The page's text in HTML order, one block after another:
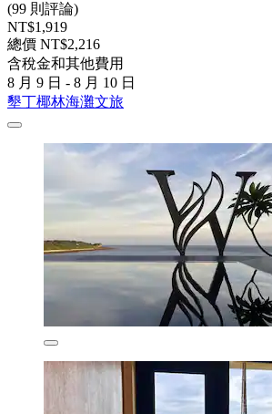
(99 則評論)
NT$1,919
總價 NT$2,216
含稅金和其他費用
8 月 9 日 - 8 月 10 日
墾丁椰林海灘文旅